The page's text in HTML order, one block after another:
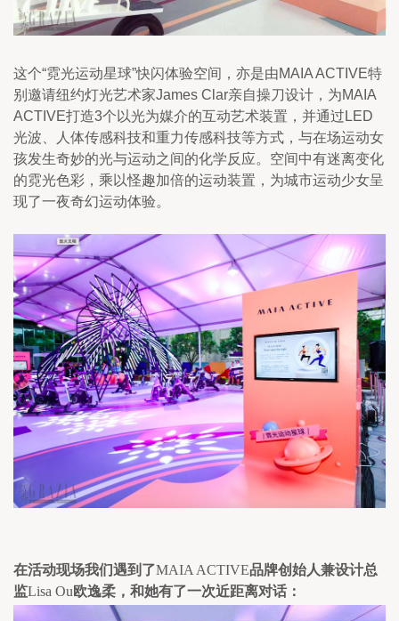
这个“霓光运动星球”快闪体验空间，亦是由MAIA ACTIVE特
别邀请纽约灯光艺术家James Clar亲自操刀设计，为MAIA
ACTIVE打造3个以光为媒介的互动艺术装置，并通过LED
光波、人体传感科技和重力传感科技等方式，与在场运动女
孩发生奇妙的光与运动之间的化学反应。空间中有迷离变化
的霓光色彩，乘以怪趣加倍的运动装置，为城市运动少女呈
现了一夜奇幻运动体验。
在活动现场我们遇到了MAIA ACTIVE品牌创始人兼设计总
监Lisa Ou欧逸柔，和她有了一次近距离对话：